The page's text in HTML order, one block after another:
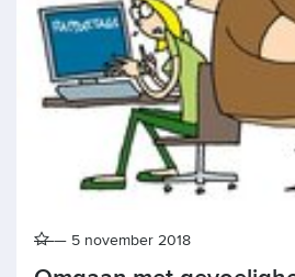
5 november 2018